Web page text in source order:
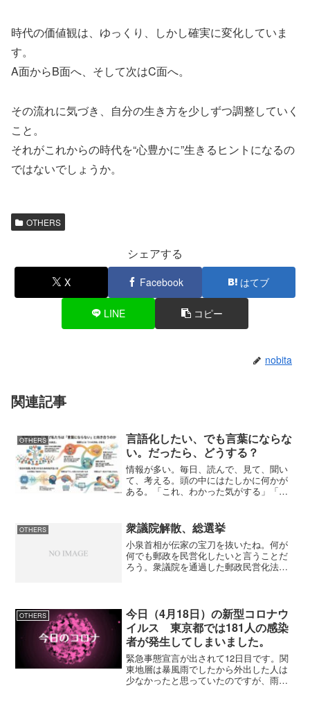
時代の価値観は、ゆっくり、しかし確実に変化していま
す。
A面からB面へ、そして次はC面へ。
その流れに気づき、自分の生き方を少しずつ調整していく
こと。
それがこれからの時代を“心豊かに”生きるヒントになるの
ではないでしょうか。
OTHERS
シェアする
X Facebook はてブ
LINE コピー
nobita
関連記事
OTHERS
言語化したい、でも言葉にならな
い。だったら、どうする？
情報が多い。毎日、読んで、見て、聞い
て、考える。頭の中にはたしかに何かが
ある。「これ、わかった気がする」「こ
く。でも、いざ言葉にしようとすると、
何かがすり抜けていく。言...
OTHERS 衆議院解散、総選挙
小泉首相が伝家の宝刀を抜いたね。何が
何でも郵政を民営化したいと言うことだ
ろう。衆議院を通過した郵政民営化法案
（選挙で公認されない）は予...
OTHERS
今日（4月18日）の新型コロナウ
イルス 東京都では181人の感染
者が発生してしまいました。
緊急事態宣言が出されて12日目です。関
東地層は暴風雨でしたから外出した人は
少なかったと思っていたのですが、雨が